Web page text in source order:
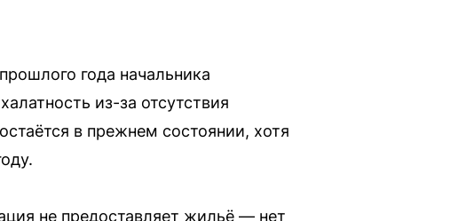
года начальника
из-за отсутствия
в прежнем состоянии, хотя
не предоставляет жильё — нет